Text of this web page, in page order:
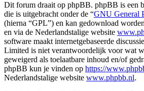
Dit forum draait op phpBB. phpBB is een
die is uitgebracht onder de “GNU General
(hierna “GPL”) en kan gedownload
en via de Nederlandstalige website
software maakt internetgebaseerde
Limited is niet verantwoordelijk voor wat
geweigerd als toelaatbare inhoud en/of
phpBB kun je vinden op https://
Nederlandstalige website www.phpbb.nl.